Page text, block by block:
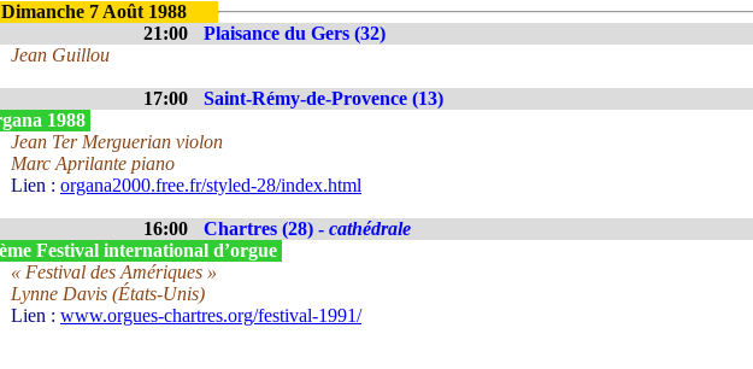
Dimanche 7 Août 1988
21:00
Plaisance du Gers (32)
Jean Guillou
17:00 Saint-Rémy-de-Provence (13)
1988
Jean Ter Merguerian violon
Marc Aprilante piano
Lien : organa2000.free.fr/styled-28/index.html
16:00 Chartres (28) - cathédrale
Festival international d’orgue
« Festival des Amériques »
Lynne Davis (États-Unis)
Lien : www.orgues-chartres.org/festival-1991/